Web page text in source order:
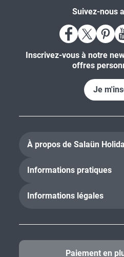
Suivez-nous
Inscrivez-vous à notre
offres
Je
À propos de Salaün
Informations pratiques
Informations légales
Paiement en